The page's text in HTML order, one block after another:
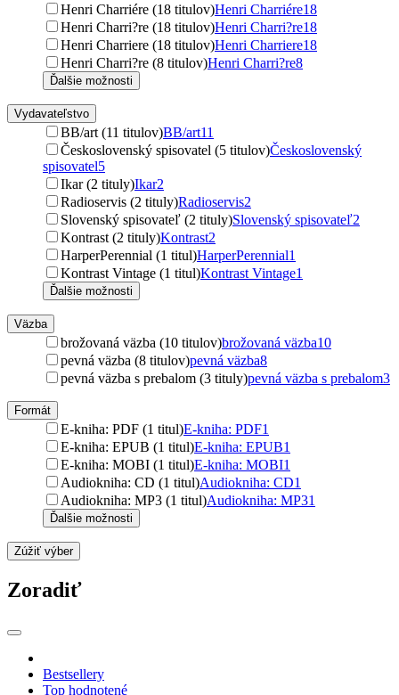
Henri Charriére (18 titulov)Henri Charriére18
Henri Charri?re (18 titulov)Henri Charri?re18
Henri Charriere (18 titulov)Henri Charriere18
Henri Charri?re (8 titulov)Henri Charri?re8
Ďalšie možnosti
Vydavateľstvo
BB/art (11 titulov)BB/art11
Československý spisovatel (5 titulov)Československý
spisovatel5
Ikar (2 tituly)Ikar2
Radioservis (2 tituly)Radioservis2
Slovenský spisovateľ (2 tituly)Slovenský spisovateľ2
Kontrast (2 tituly)Kontrast2
HarperPerennial (1 titul)HarperPerennial1
Kontrast Vintage (1 titul)Kontrast Vintage1
Ďalšie možnosti
Väzba
brožovaná väzba (10 titulov)brožovaná väzba10
pevná väzba (8 titulov)pevná väzba8
pevná väzba s prebalom (3 tituly)pevná väzba s prebalom3
Formát
E-kniha: PDF (1 titul)E-kniha: PDF1
E-kniha: EPUB (1 titul)E-kniha: EPUB1
E-kniha: MOBI (1 titul)E-kniha: MOBI1
Audiokniha: CD (1 titul)Audiokniha: CD1
Audiokniha: MP3 (1 titul)Audiokniha: MP31
Ďalšie možnosti
Zúžiť výber
Zoradiť
Bestsellery
Top hodnotené